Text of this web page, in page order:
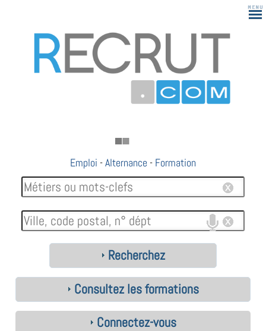
Emploi -Alternance - Formation
Recherchez
Consultez les formations
Connectez-vous